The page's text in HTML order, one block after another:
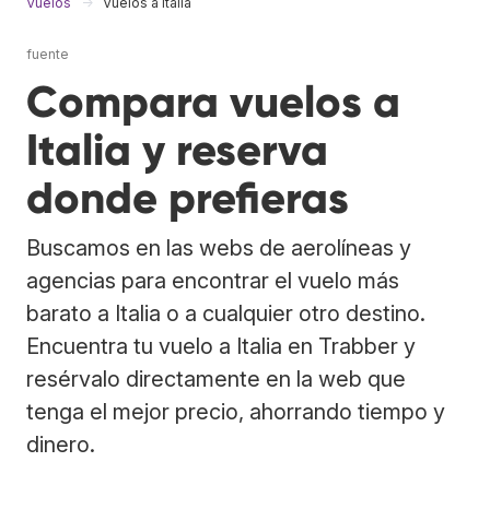
fuente
Compara vuelos a
Italia y reserva
donde prefieras
Buscamos en las webs de aerolíneas y
agencias para encontrar el vuelo más
barato a Italia o a cualquier otro destino.
Encuentra tu vuelo a Italia en Trabber y
resérvalo directamente en la web que
tenga el mejor precio, ahorrando tiempo y
dinero.